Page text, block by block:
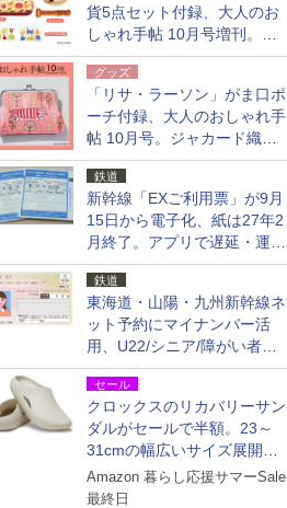
貨5点セット付録、大人のお
しゃれ手帖 10月号増刊。
USBケーブルや缶ケースなど
グッズ
「リサ・ラーソン」がま口ポ
ーチ付録、大人のおしゃれ手
帖 10月号。ジャカード織の
北欧猫デザイン
鉄道
新幹線「EXご利用票」が9月
15日から電子化、紙は27年2
月終了。アプリで遅延・運休
も確認可能に
鉄道
東海道・山陽・九州新幹線ネ
ット予約にマイナンバー活
用、U22/シニア/障がい者割
を9月15日から発売
セール
クロックスのリカバリーサン
ダルがセールで半額。23～
31cmの幅広いサイズ展開、
独自のクッション素材を採用
Amazon 暮らし応援サマーSale
最終日